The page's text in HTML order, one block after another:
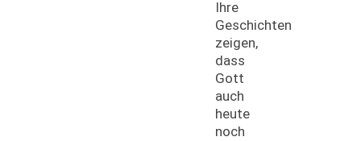
Ihre
Geschichten
zeigen,
dass
Gott
auch
heute
noch